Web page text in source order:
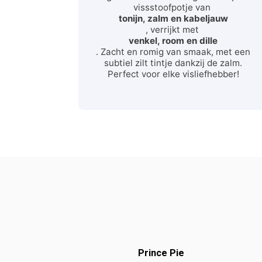
vissstoofpotje van
tonijn, zalm en kabeljauw
, verrijkt met
venkel, room en dille
. Zacht en romig van smaak, met een
subtiel zilt tintje dankzij de zalm.
Perfect voor elke visliefhebber!
Prince Pie